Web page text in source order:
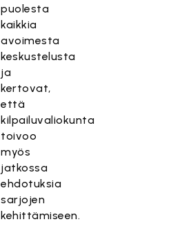
puolesta
kaikkia
avoimesta
keskustelusta
ja
kertovat,
että
kilpailuvaliokunta
toivoo
myös
jatkossa
ehdotuksia
sarjojen
kehittämiseen.